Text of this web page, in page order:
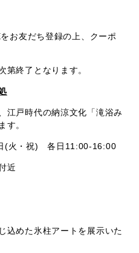
お友だち登録の上、クーポ
終了となります。
江戸時代の納涼文化「滝浴み
す。
(火・祝) 各日11:00-16:00
近
込めた氷柱アートを展示いた